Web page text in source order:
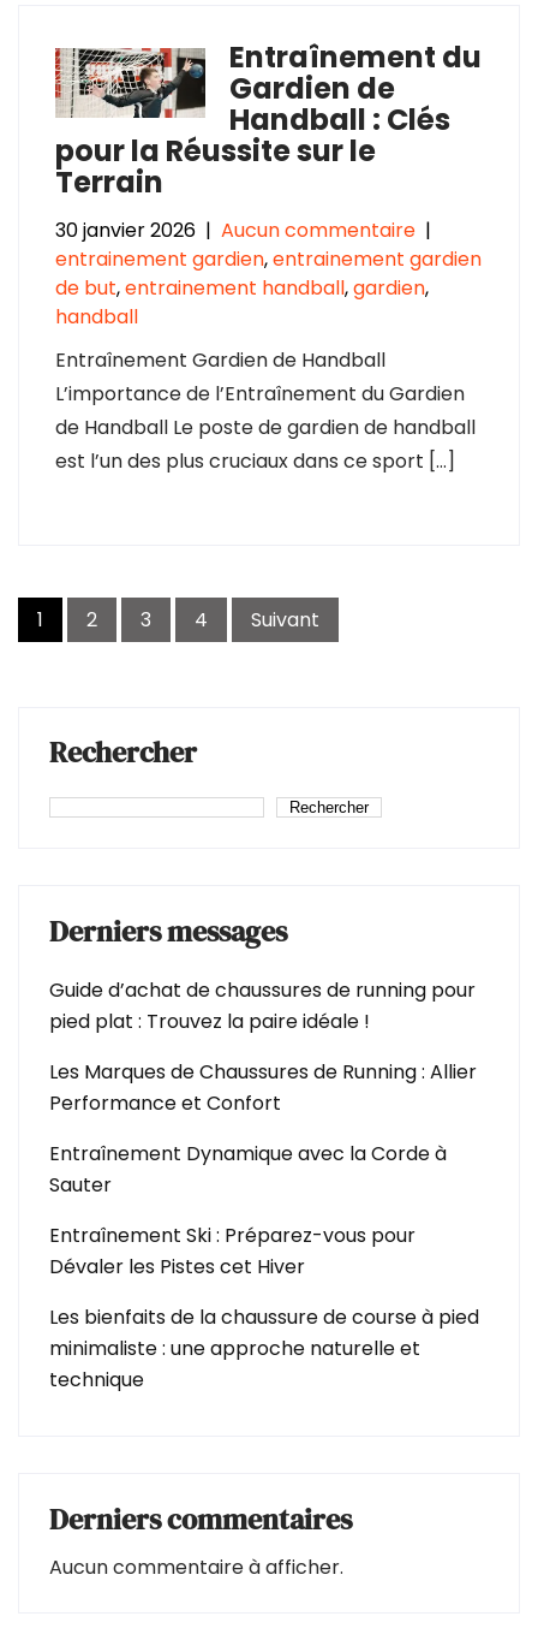
Entraînement du
Gardien de
Handball : Clés
pour la Réussite sur le
Terrain
30 janvier 2026 | Aucun commentaire |
entrainement gardien,entrainement gardien
de but,entrainement handball,gardien,
handball
Entraînement Gardien de Handball
L’importance de l’Entraînement du Gardien
de Handball Le poste de gardien de handball
est l’un des plus cruciaux dans ce sport […]
Navigation
des
1 2 3 4 Suivant
Rechercher
Rechercher
Derniers messages
Guide d’achat de chaussures de running pour
pied plat : Trouvez la paire idéale !
Les Marques de Chaussures de Running : Allier
Performance et Confort
Entraînement Dynamique avec la Corde à
Sauter
Entraînement Ski : Préparez-vous pour
Dévaler les Pistes cet Hiver
Les bienfaits de la chaussure de course à pied
minimaliste : une approche naturelle et
technique
Derniers commentaires
Aucun commentaire à afficher.